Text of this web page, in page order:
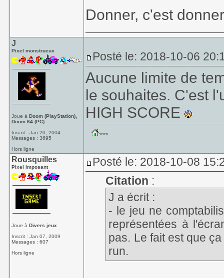
Donner, c'est
J
Pixel monstrueux
Joue àDoom (PlayStation),
Doom 64 (PC)
Inscrit : Jan 20, 2004
Messages : 3695
Hors ligne
Posté le: 2018-10-06
Aucune limite de
le souhaites. C'est
HIGH SCORE
Rousquilles
Pixel imposant
Joue àDivers jeux
Inscrit : Jan 07, 2009
Messages : 607
Hors ligne
Posté le: 2018-10-08
Citation :
J a écrit :
- le jeu ne
représentées à
pas. Le fait est que
run.